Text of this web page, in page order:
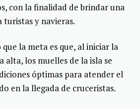
con la finalidad de brindar una
turistas y navieras.
la meta es que, al iniciar la
los muelles de la isla se
óptimas para atender el
en la llegada de cruceristas.